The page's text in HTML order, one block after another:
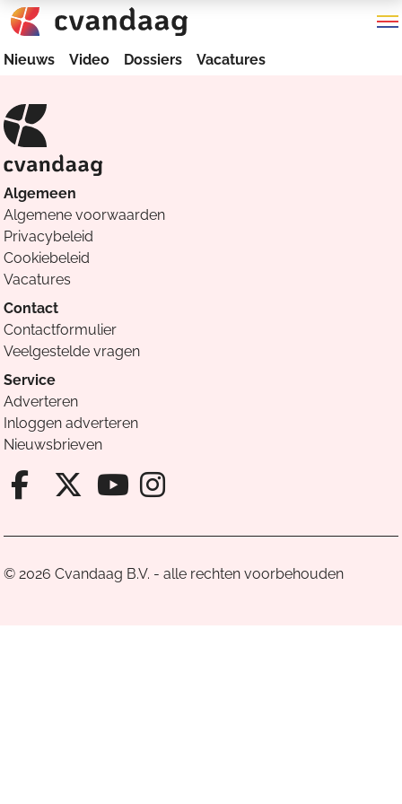
Nieuws Video Dossiers Vacatures
Algemeen
Algemene voorwaarden
Privacybeleid
Cookiebeleid
Vacatures
Contact
Contactformulier
Veelgestelde vragen
Service
Adverteren
Inloggen adverteren
Nieuwsbrieven
Facebook van Cvandaag
X van Cvandaag
Instagram van
© 2026 Cvandaag B.V. - alle rechten voorbehouden